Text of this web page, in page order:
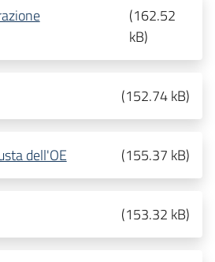
(162.52
kB)
(152.74 kB)
dell'OE (155.37 kB)
(153.32 kB)